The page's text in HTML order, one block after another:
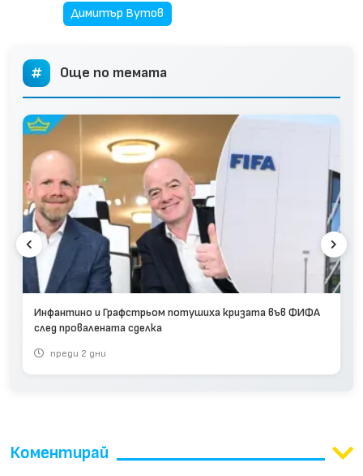
Димитър Вутов
Още по темата
Инфантино и Графстрьом потушиха кризата във ФИФА
след провалената сделка
преди 2 дни
Коментирай